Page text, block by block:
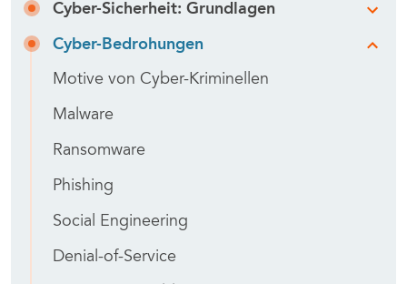
Cyber-Sicherheit: Grundlagen
Cyber-Bedrohungen
Motive von Cyber-Kriminellen
Malware
Ransomware
Phishing
Social Engineering
Denial-of-Service